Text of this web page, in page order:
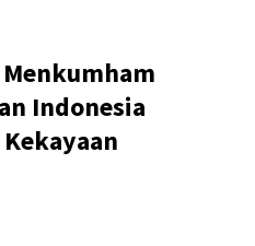
Indonesia